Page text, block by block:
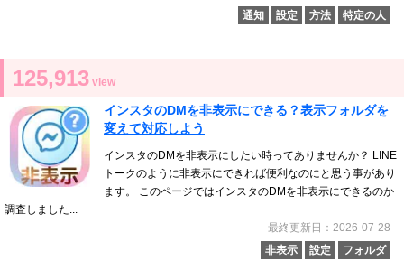
通知 設定 方法 特定の人
125,913 view
インスタのDMを非表示にできる？表示フォルダを
変えて対応しよう
インスタのDMを非表示にしたい時ってありませんか？ LINE
トークのように非表示にできれば便利なのにと思う事があり
ます。 このページではインスタのDMを非表示にできるのか
調査しました...
最終更新日：2026-07-28
非表示
設定 フォルダ